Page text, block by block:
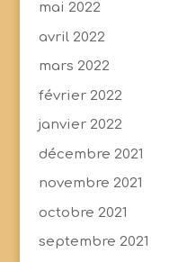
mai 2022
avril 2022
mars 2022
février 2022
janvier 2022
décembre 2021
novembre 2021
octobre 2021
septembre 2021